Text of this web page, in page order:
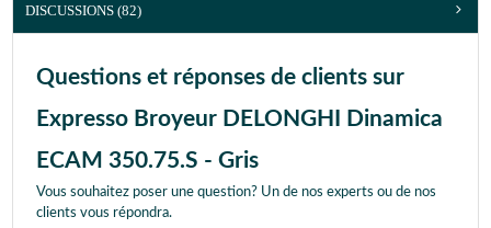
DISCUSSIONS (82)
Questions et réponses de clients sur
Expresso Broyeur DELONGHI Dinamica
ECAM 350.75.S - Gris
Vous souhaitez poser une question? Un de nos experts ou de nos
clients vous répondra.